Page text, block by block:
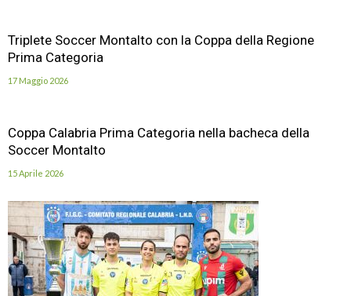
Triplete Soccer Montalto con la Coppa della Regione
Prima Categoria
17 Maggio 2026
Coppa Calabria Prima Categoria nella bacheca della
Soccer Montalto
15 Aprile 2026